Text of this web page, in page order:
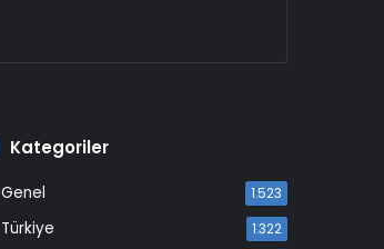
Kategoriler
Genel 1.523
Türkiye 1.322